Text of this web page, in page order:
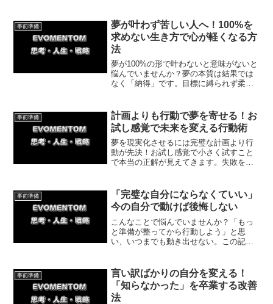
事前準備
夢が叶わず苦しい人へ！100%を
求めない生き方で心が軽くなる方
法
夢が100%の形で叶わないと意味がないと
悩んでいませんか？夢の本質は結果では
なく「納得」です。目標に縛られず柔軟
から心を軽くして自分らしく進む方法を
解説します。
事前準備
計画よりも行動で夢を寄せる！お
試し感覚で未来を変える行動術
夢を現実化させるには完璧な計画より行
動が先決！お試し感覚で小さく試すこと
で本当の正解が見えてきます。失敗を恐
解説します。行動を起こしたい方はぜひ
ご覧ください。
事前準備
「完璧な自分にならなくていい」
今の自分で動けば後悔しない
こんなことで悩んでいませんか？「もっ
と準備が整ってから行動しよう」と思
い、いつまでも動き出せない。この記事
踏み出せば、後悔を手放すことができま
す。最も重要なポイント「準...
事前準備
言い訳ばかりの自分を変える！
「知らなかった」を卒業する改善
法